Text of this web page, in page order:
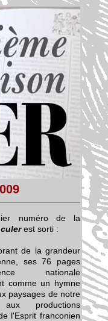
numéro de la
est sorti :
de la grandeur
ses 76 pages
nationale
comme un hymne
paysages de notre
productions
l'Esprit franconien